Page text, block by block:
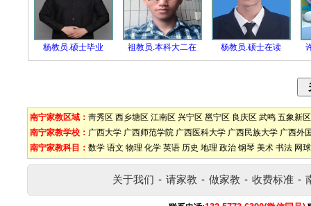
杨教员.硕士毕业 祖教员.本科大二在 杨教员.硕士在读
南宁家教区域： 靑秀区 西乡塘区 江南区 兴宁区 邕宁区 良庆区 武鸣 五象新区
南宁家教学校： 广西大学 广西师范学院 广西医科大学 广西民族大学 广西外
南宁家教科目： 数学 语文 物理 化学 英语 历史 地理 政治 钢琴 美术 书法 网球
关于我们 - 请家教 - 做家教 - 收费标准 -